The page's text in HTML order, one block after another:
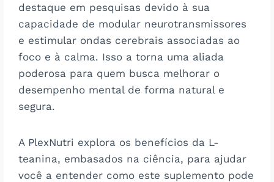
destaque em pesquisas devido à sua
capacidade de modular neurotransmissores
e estimular ondas cerebrais associadas ao
foco e à calma. Isso a torna uma aliada
poderosa para quem busca melhorar o
desempenho mental de forma natural e
segura.
A PlexNutri explora os benefícios da L-
teanina, embasados na ciência, para ajudar
você a entender como este suplemento pode